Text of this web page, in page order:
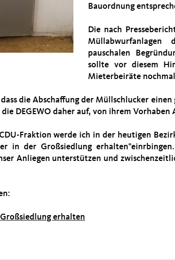
Bauordnung
Die nach
pauschalen
sollte vor diesem
Mieterbeiräte
die Abschaffung der Müllschlucker
DEGEWO daher auf, von ihrem Vorhaben
Fraktion werde ich in der heutigen
in der Großsiedlung
Anliegen unterstützen und
erhalten